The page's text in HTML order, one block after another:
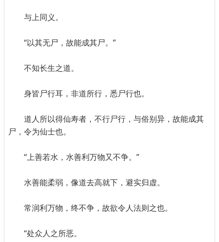
与上同义。
“以其无尸，故能成其尸。”
不知长生之道。
身皆尸行耳，非道所行，悉尸行也。
道人所以得仙寿者，不行尸行，与俗别异，故能成其
尸，令为仙士也。
“上善若水，水善利万物又不争。”
水善能柔弱，像道去高就下，避实归虚。
常润利万物，终不争，故欲令人法则之也。
“处众人之所恶。